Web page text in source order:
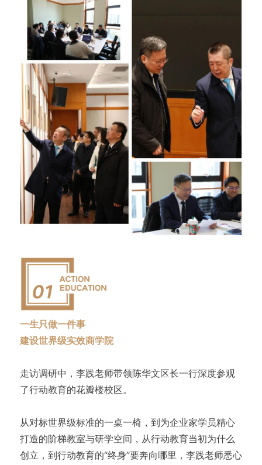
一生只做一件事
建设世界级实效商学院
走访调研中，李践老师带领陈华文区长一行深度参观
了行动教育的花瓣楼校区。
从对标世界级标准的一桌一椅，到为企业家学员精心
打造的阶梯教室与研学空间，从行动教育当初为什么
创立，到行动教育的“终身”要奔向哪里，李践老师悉心